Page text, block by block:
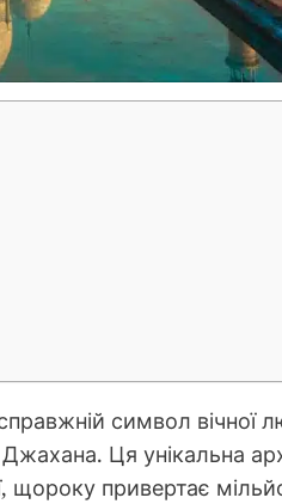
символ вічної
Ця унікальна
щороку привертає